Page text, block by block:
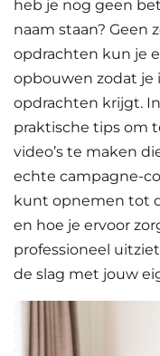
heb je nog geen
naam staan? Geen
opdrachten kun je
opbouwen zodat je
opdrachten krijgt.
praktische tips om
video’s te maken
echte campagne-
kunt opnemen tot
en hoe je ervoor
professioneel
de slag met jouw